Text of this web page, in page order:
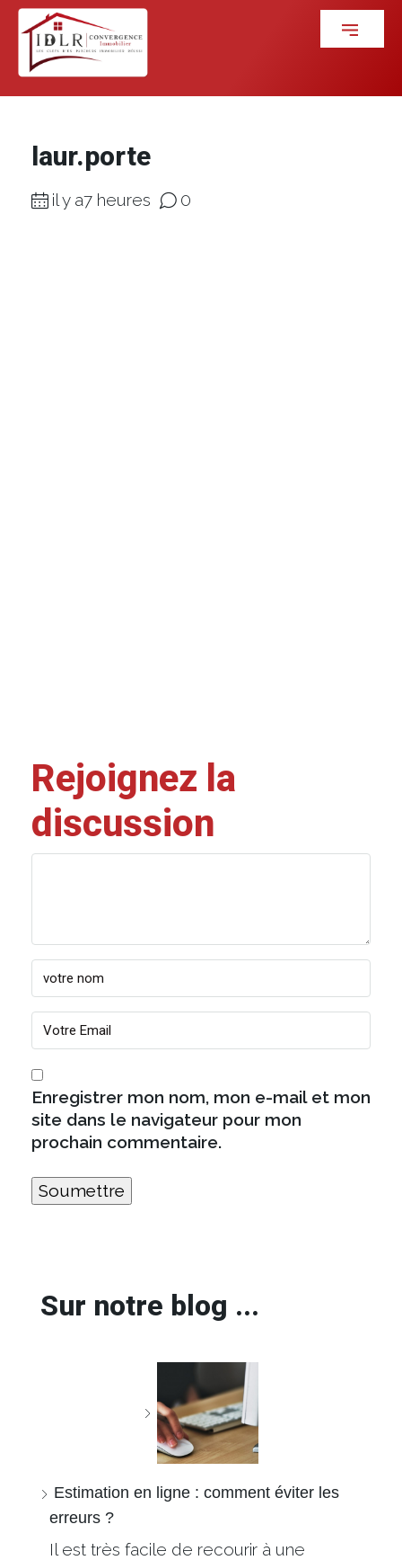
laur.porte
il y a7 heures 0
Rejoignez la
discussion
Enregistrer mon nom, mon e-mail et mon
site dans le navigateur pour mon
prochain commentaire.
Sur notre blog ...
Estimation en ligne : comment éviter les
erreurs ?
Il est très facile de recourir à une